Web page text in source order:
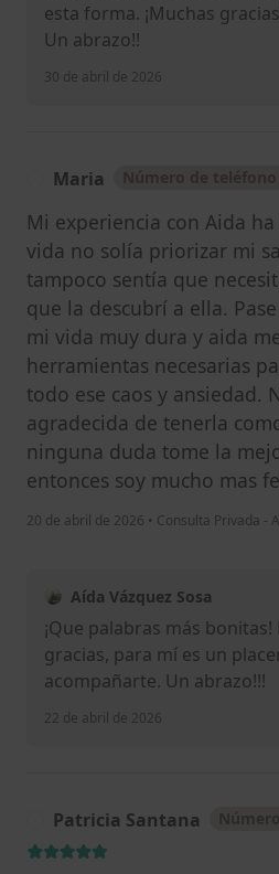
esta forma. ¡Muchas
Un abrazo!!
30 de abril de 2026
Maria
Mi experiencia con Aida
vida no solía priorizar mi
tampoco sentía que
que la descubrí a ella.
mi vida muy dura y aida
herramientas necesarias
todo ese caos y ansiedad.
agradecida de tenerla
ninguna duda tome la
entonces soy mucho mas
20 de abril de 2026 • Consulta Privada -
Aída Vázquez Sosa
¡Que palabras más
gracias, para mí es un
acompañarte. Un abrazo!!!
22 de abril de 2026
Patricia Santana